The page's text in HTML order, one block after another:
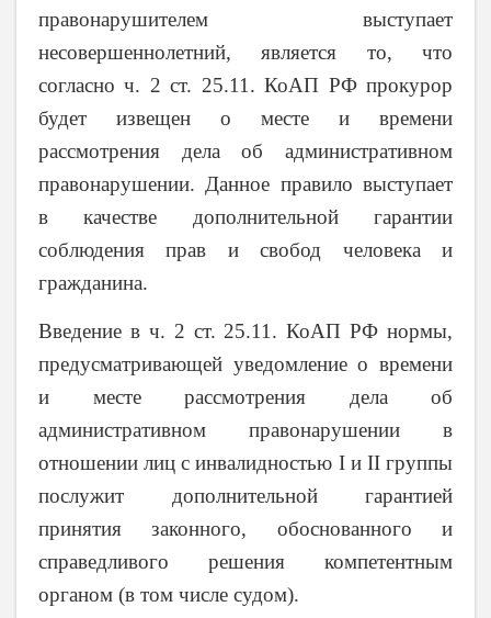
правонарушителем выступает
несовершеннолетний, является то, что
согласно ч. 2 ст. 25.11. КоАП РФ прокурор
будет извещен о месте и времени
рассмотрения дела об административном
правонарушении. Данное правило выступает
в качестве дополнительной гарантии
соблюдения прав и свобод человека и
гражданина.
Введение в ч. 2 ст. 25.11. КоАП РФ нормы,
предусматривающей уведомление о времени
и месте рассмотрения дела об
административном правонарушении в
отношении лиц с инвалидностью I и II группы
послужит дополнительной гарантией
принятия законного, обоснованного и
справедливого решения компетентным
органом (в том числе судом).